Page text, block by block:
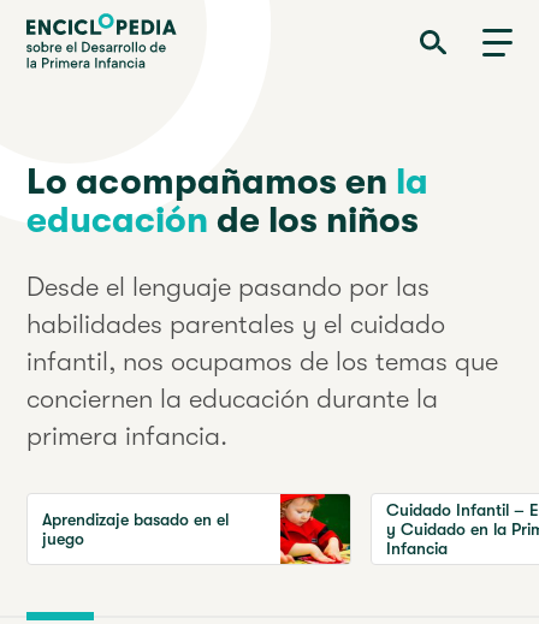
Pasar
contenido
Enciclopedia sobre el Desarrollo de la Primera Infancia
Lo acompañamos en la
educación de los niños
Desde el lenguaje pasando por las
habilidades parentales y el cuidado
infantil, nos ocupamos de los temas que
conciernen la educación durante la
primera infancia.
Aprendizaje basado en el
juego
Cuidado Infantil –
y Cuidado en la
Infancia